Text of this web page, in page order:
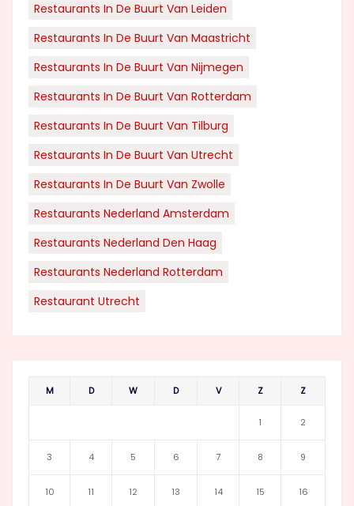
Restaurants In De Buurt Van Leiden
Restaurants In De Buurt Van Maastricht
Restaurants In De Buurt Van Nijmegen
Restaurants In De Buurt Van Rotterdam
Restaurants In De Buurt Van Tilburg
Restaurants In De Buurt Van Utrecht
Restaurants In De Buurt Van Zwolle
Restaurants Nederland Amsterdam
Restaurants Nederland Den Haag
Restaurants Nederland Rotterdam
Restaurant Utrecht
M D W D V Z Z
1 2
3 4 5 6 7 8 9
10 11 12 13 14 15 16